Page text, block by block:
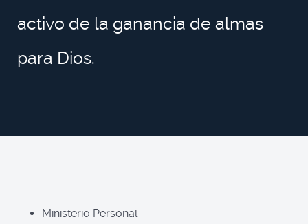
activo de la ganancia de almas
para Dios.
Ministerio Personal